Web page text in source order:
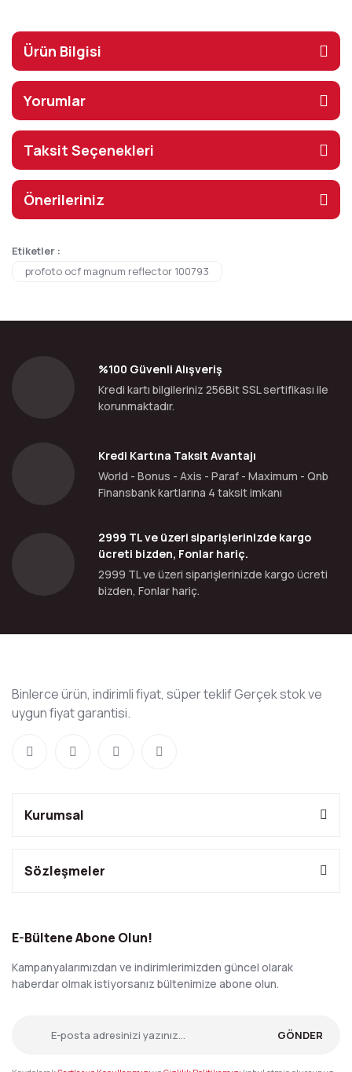
Ürün Bilgisi
Yorumlar
Taksit Seçenekleri
Önerileriniz
Etiketler :
profoto ocf magnum reflector 100793
%100 Güvenli Alışveriş
Kredi kartı bilgileriniz 256Bit SSL sertifikası ile
korunmaktadır.
Kredi Kartına Taksit Avantajı
World - Bonus - Axis - Paraf - Maximum - Qnb
Finansbank kartlarına 4 taksit imkanı
2999 TL ve üzeri siparişlerinizde kargo
ücreti bizden, Fonlar hariç.
2999 TL ve üzeri siparişlerinizde kargo ücreti
bizden, Fonlar hariç.
Binlerce ürün, indirimli fiyat, süper teklif Gerçek stok ve
uygun fiyat garantisi.
Kurumsal
Sözleşmeler
E-Bültene Abone Olun!
Kampanyalarımızdan ve indirimlerimizden güncel olarak
haberdar olmak istiyorsanız bültenimize abone olun.
GÖNDER